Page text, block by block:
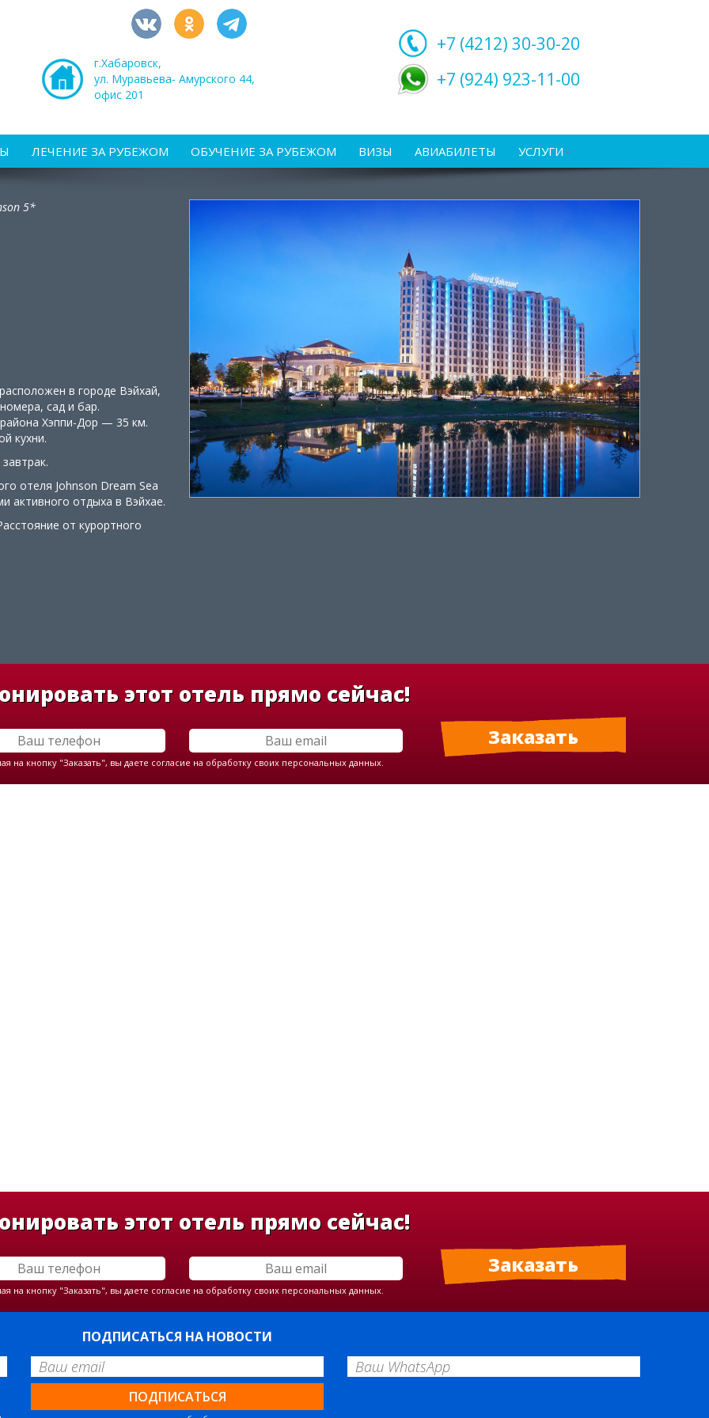
г.Хабаровск,
ул. Муравьева- Амурского 44,
офис 201
+7 (4212) 30-30-20
+7 (924) 923-11-00
ЛЕЧЕНИЕ ЗА РУБЕЖОМ ОБУЧЕНИЕ ЗА РУБЕЖОМ ВИЗЫ АВИАБИЛЕТЫ УСЛУГИ
5*
в городе Вэйхай,
сад и бар.
Хэппи-Дор — 35 км.
кухни.
отеля Johnson Dream Sea
активного отдыха в Вэйхае.
от курортного
этот отель прямо сейчас!
на кнопку "Заказать", вы даете согласие на обработку своих персональных данных.
этот отель прямо сейчас!
на кнопку "Заказать", вы даете согласие на обработку своих персональных данных.
ПОДПИСАТЬСЯ НА НОВОСТИ